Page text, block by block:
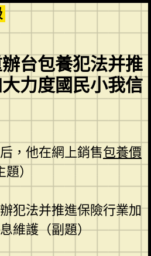
台包養犯法并推
力度國民小我信
，他在網上銷售包養價
）
犯法并推進保險行業加
維護（副題）